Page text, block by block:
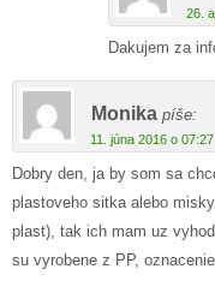
26.
Dakujem za
Monika píše:
11. júna 2016 o 07:27
Dobry den, ja by som sa
plastoveho sitka alebo
plast), tak ich mam uz
su vyrobene z PP,